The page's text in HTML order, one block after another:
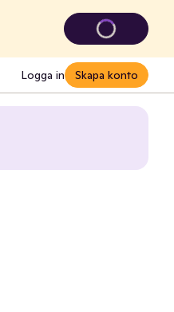
Logga in Skapa konto